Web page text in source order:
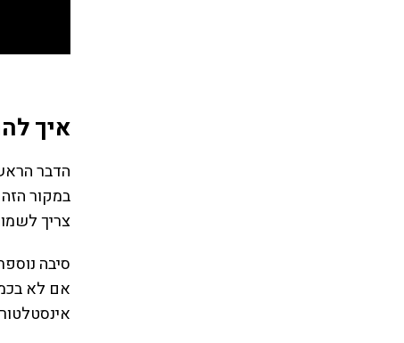
איך
הדבר
במקור
צריך
סיבה
אם לא